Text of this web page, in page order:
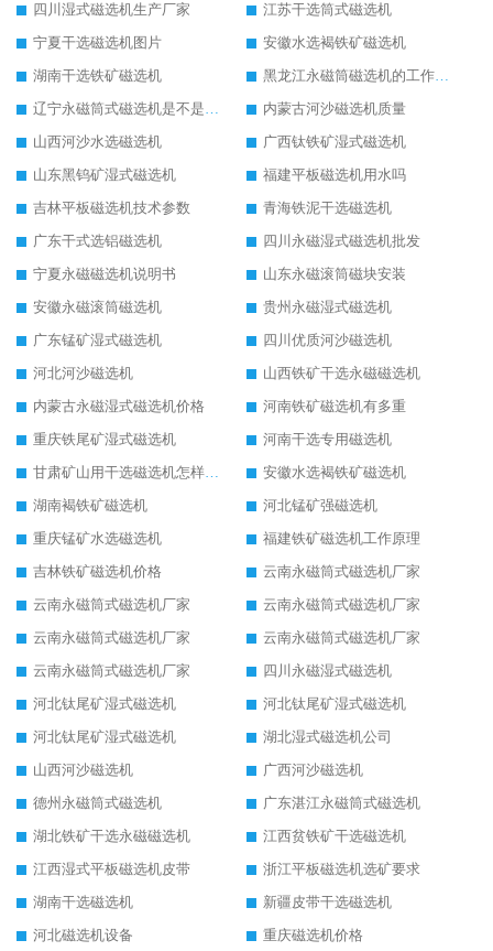
四川湿式磁选机生产厂家
江苏干选筒式磁选机
宁夏干选磁选机图片
安徽水选褐铁矿磁选机
湖南干选铁矿磁选机
黑龙江永磁筒磁选机的工作原理
辽宁永磁筒式磁选机是不是强磁
内蒙古河沙磁选机质量
山西河沙水选磁选机
广西钛铁矿湿式磁选机
山东黑钨矿湿式磁选机
福建平板磁选机用水吗
吉林平板磁选机技术参数
青海铁泥干选磁选机
广东干式选铝磁选机
四川永磁湿式磁选机批发
宁夏永磁磁选机说明书
山东永磁滚筒磁块安装
安徽永磁滚筒磁选机
贵州永磁湿式磁选机
广东锰矿湿式磁选机
四川优质河沙磁选机
河北河沙磁选机
山西铁矿干选永磁磁选机
内蒙古永磁湿式磁选机价格
河南铁矿磁选机有多重
重庆铁尾矿湿式磁选机
河南干选专用磁选机
甘肃矿山用干选磁选机怎样调磁
安徽水选褐铁矿磁选机
湖南褐铁矿磁选机
河北锰矿强磁选机
重庆锰矿水选磁选机
福建铁矿磁选机工作原理
吉林铁矿磁选机价格
云南永磁筒式磁选机厂家
云南永磁筒式磁选机厂家
云南永磁筒式磁选机厂家
云南永磁筒式磁选机厂家
云南永磁筒式磁选机厂家
云南永磁筒式磁选机厂家
四川永磁湿式磁选机
河北钛尾矿湿式磁选机
河北钛尾矿湿式磁选机
河北钛尾矿湿式磁选机
湖北湿式磁选机公司
山西河沙磁选机
广西河沙磁选机
德州永磁筒式磁选机
广东湛江永磁筒式磁选机
湖北铁矿干选永磁磁选机
江西贫铁矿干选磁选机
江西湿式平板磁选机皮带
浙江平板磁选机选矿要求
湖南干选磁选机
新疆皮带干选磁选机
河北磁选机设备
重庆磁选机价格